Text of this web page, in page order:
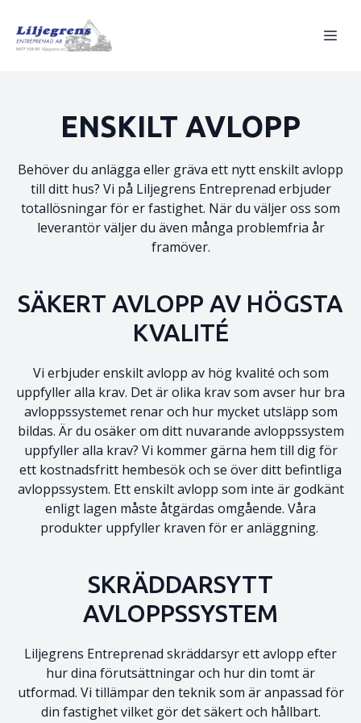
ENSKILT AVLOPP
Behöver du anlägga eller gräva ett nytt enskilt avlopp
till ditt hus? Vi på Liljegrens Entreprenad erbjuder
totallösningar för er fastighet. När du väljer oss som
leverantör väljer du även många problemfria år
framöver.
SÄKERT AVLOPP AV HÖGSTA
KVALITÉ
Vi erbjuder enskilt avlopp av hög kvalité och som
uppfyller alla krav. Det är olika krav som avser hur bra
avloppssystemet renar och hur mycket utsläpp som
bildas. Är du osäker om ditt nuvarande avloppssystem
uppfyller alla krav? Vi kommer gärna hem till dig för
ett kostnadsfritt hembesök och se över ditt befintliga
avloppssystem. Ett enskilt avlopp som inte är godkänt
enligt lagen måste åtgärdas omgående. Våra
produkter uppfyller kraven för er anläggning.
SKRÄDDARSYTT
AVLOPPSSYSTEM
Liljegrens Entreprenad skräddarsyr ett avlopp efter
hur dina förutsättningar och hur din tomt är
utformad. Vi tillämpar den teknik som är anpassad för
din fastighet vilket gör det säkert och hållbart.